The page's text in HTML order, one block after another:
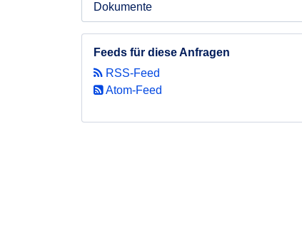
Dokumente
Feeds für diese Anfragen
RSS-Feed
Atom-Feed